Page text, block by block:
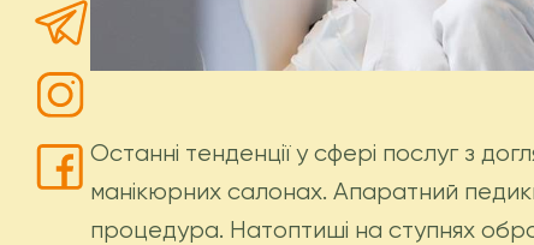
Останні тенденції у сфері послуг з
манікюрних салонах. Апаратний
процедура. Натоптиші на ступнях